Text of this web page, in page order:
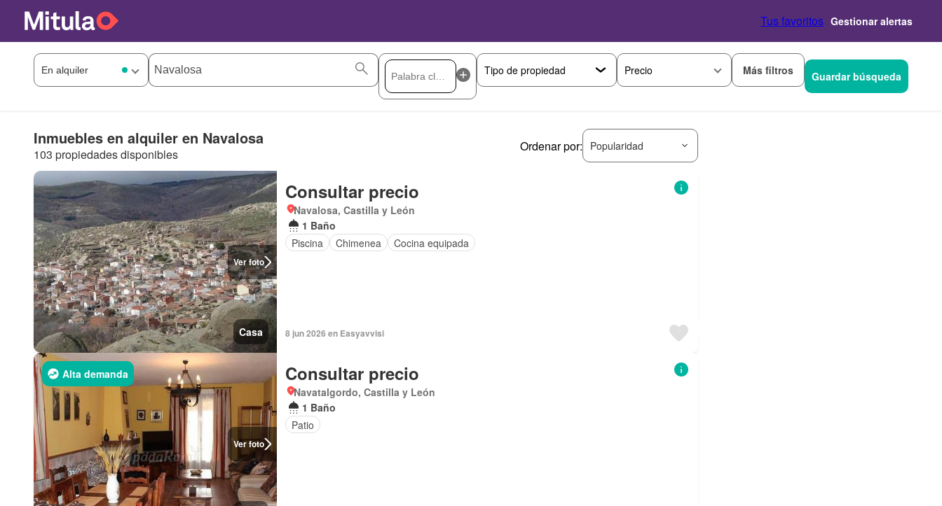
Tus favoritos Gestionar alertas
Precio Más filtros Guardar búsqueda
Inmuebles en alquiler en Navalosa
103 propiedades disponibles
Ordenar por: Popularidad
Ver foto
Casa
Consultar precio
Navalosa, Castilla y León
1 Baño
Piscina
Chimenea Cocina equipada
8 jun 2026 en Easyavvisi
Ver foto
Alta demanda Consultar precio
Navatalgordo, Castilla y León
1 Baño
Patio